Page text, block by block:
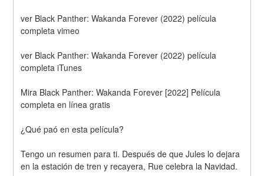
ver Black Panther: Wakanda Forever (2022) película
completa vimeo
ver Black Panther: Wakanda Forever (2022) película
completa iTunes
Mira Black Panther: Wakanda Forever [2022] Película
completa en línea gratis
¿Qué paó en esta película?
Tengo un resumen para ti. Después de que Jules lo dejara
en la estación de tren y recayera, Rue celebra la Navidad.